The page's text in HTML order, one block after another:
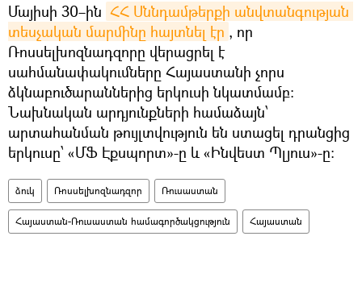
Մայիսի 30–ին ՀՀ Սննդամթերքի անվտանգության
տեսչական մարմինը հայտնել էր , որ
Ռոսսելխոզնադզորը վերացրել է
սահմանափակումները Հայաստանի չորս
ձկնաբուծարաններից երկուսի նկատմամբ:
Նախնական արդյունքների համաձայն՝
արտահանման թույլտվություն են ստացել դրանցից
երկուսը՝ «ՄՖ Էքսպորտ»-ը և «Ինվեստ Պլյուս»-ը։
ձուկ Ռոսսելխոզնադզոր Ռուսաստան
Հայաստան-Ռուսաստան համագործակցություն Հայաստան